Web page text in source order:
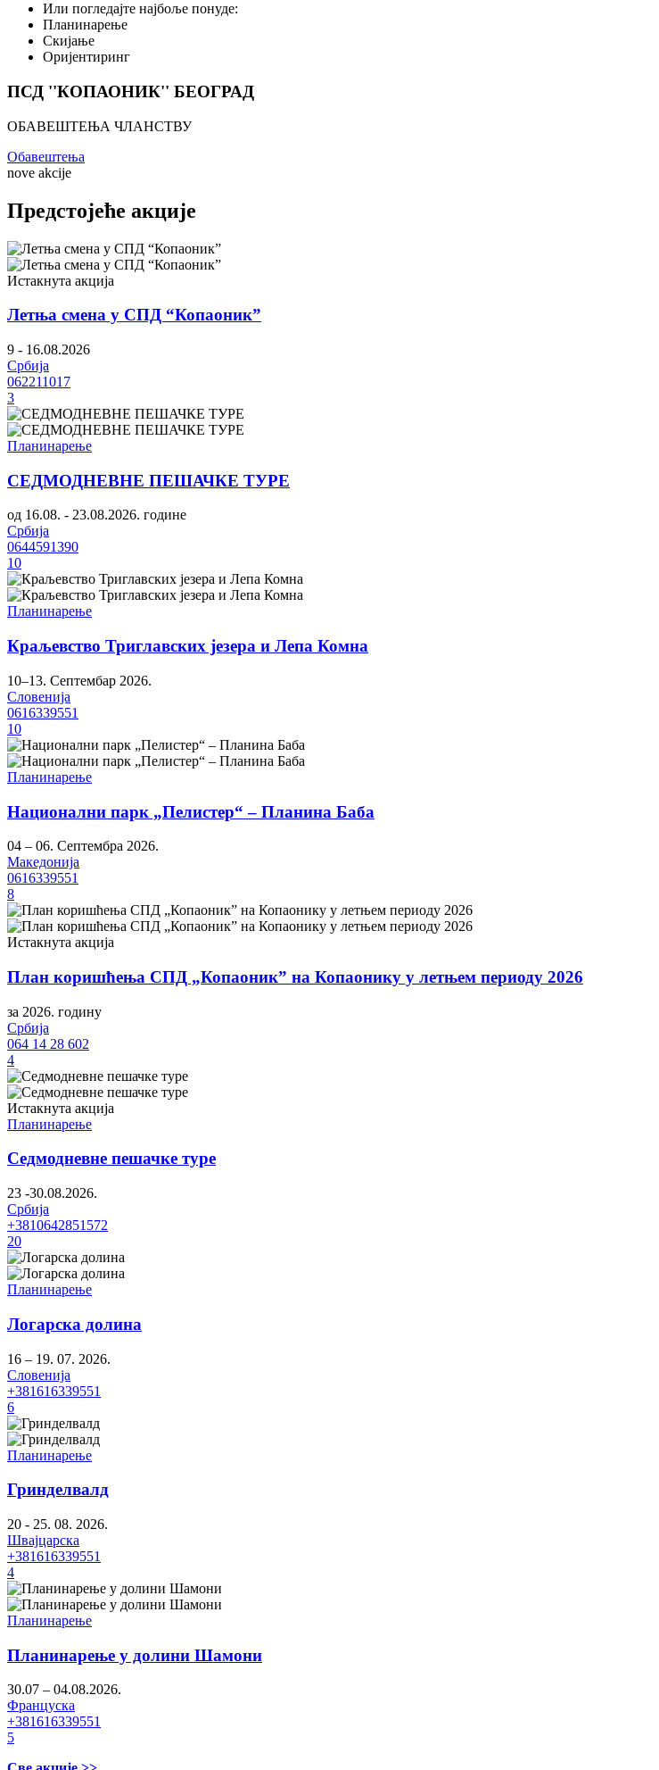
Или погледајте најбоље понуде:
Планинарење
Скијање
Оријентиринг
ПСД ''КОПАОНИК'' БЕОГРАД
ОБАВЕШТЕЊА ЧЛАНСТВУ
Обавештења
nove akcije
Предстојеће акције
Истакнута акција
Летња смена у СПД “Копаоник”
9 - 16.08.2026
Србија
062211017
3
Планинарење
СЕДМОДНЕВНЕ ПЕШАЧКЕ ТУРЕ
од 16.08. - 23.08.2026. године
Србија
0644591390
10
Планинарење
Краљевство Триглавских језера и Лепа Комна
10–13. Септембар 2026.
Словенија
0616339551
10
Планинарење
Национални парк „Пелистер“ – Планина Баба
04 – 06. Септембра 2026.
Македонија
0616339551
8
Истакнута акција
План коришћења СПД „Копаоник” на Копаонику у летњем периоду 2026
за 2026. годину
Србија
064 14 28 602
4
Истакнута акција
Планинарење
Седмодневне пешачке туре
23 -30.08.2026.
Србија
+3810642851572
20
Планинарење
Логарска долина
16 – 19. 07. 2026.
Словенија
+381616339551
6
Планинарење
Гринделвалд
20 - 25. 08. 2026.
Швајцарска
+381616339551
4
Планинарење
Планинарење у долини Шамони
30.07 – 04.08.2026.
Француска
+381616339551
5